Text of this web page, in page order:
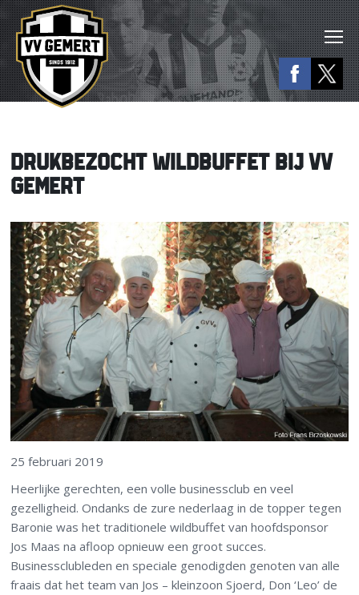
DRUKBEZOCHT WILDBUFFET BIJ VV
GEMERT
25 februari 2019
Heerlijke gerechten, een volle businessclub en veel
gezelligheid. Ondanks de zure nederlaag in de topper tegen
Baronie was het traditionele wildbuffet van hoofdsponsor
Jos Maas na afloop opnieuw een groot succes.
Businessclubleden en speciale genodigden genoten van alle
fraais dat het team van Jos – kleinzoon Sjoerd, Don ‘Leo’ de